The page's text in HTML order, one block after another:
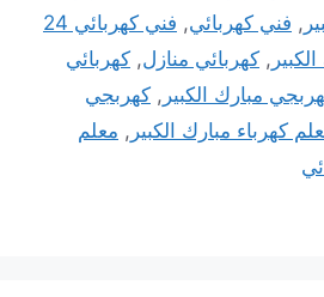
, فني كهربائي,
فني كهربائي 24
, كهربائي منازل, كهربائي
مبارك الكبير , كهربجي
كهرباء مبارك الكبير , معلم